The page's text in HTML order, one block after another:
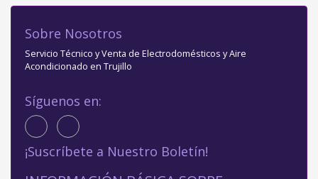
Sobre Nosotros
Servicio Técnico y Venta de Electrodomésticos y Aire
Acondicionado en Trujillo
Síguenos en:
¡Suscríbete a Nuestro Boletín!